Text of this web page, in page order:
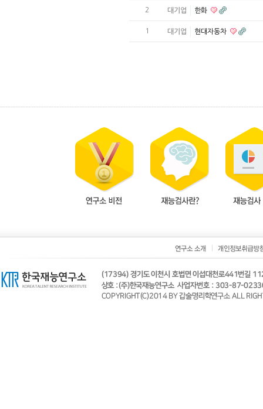
2 대기업 한화
1 대기업 현대자동차